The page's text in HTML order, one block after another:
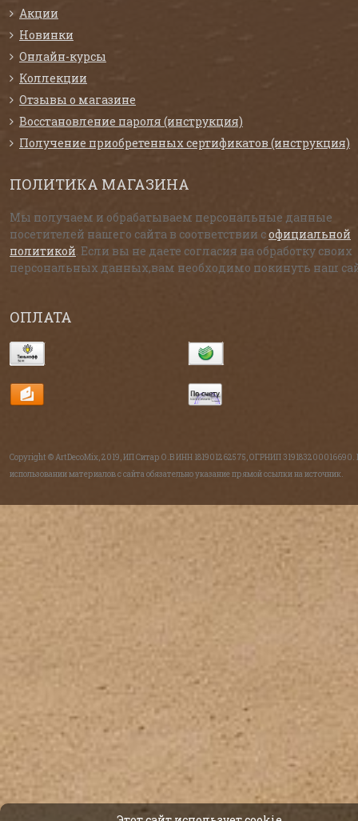
Акции
Новинки
Онлайн-курсы
Коллекции
Отзывы о магазине
Восстановление пароля (инструкция)
Получение приобретенных сертификатов (инструкция)
ПОЛИТИКА МАГАЗИНА
Мы получаем и обрабатываем персональные данные
посетителей нашего сайта в соответствии софициальной
политикой . Если вы не даете согласия на обработку своих
персональных данных,вам необходимо покинуть наш
ОПЛАТА
Copyright © ArtDecoMix, 2019, ИП Ситар О.В ИНН 181901262575, ОГРНИП 319183200016690.
использовании материалов с сайта обязательно указание прямой ссылки на источник.